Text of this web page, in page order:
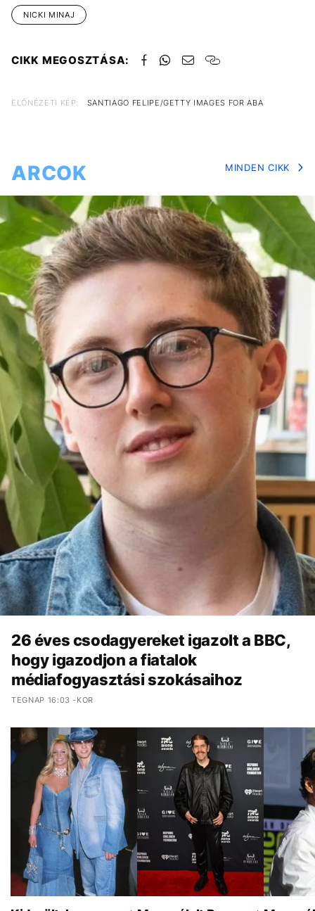
NICKI MINAJ
CIKK MEGOSZTÁSA:
ELŐNÉZETI KÉP: SANTIAGO FELIPE/GETTY IMAGES FOR ABA
ARCOK MINDEN CIKK
26 éves csodagyereket igazolt a BBC,
hogy igazodjon a fiatalok
médiafogyasztási szokásaihoz
TEGNAP 16:03 -KOR